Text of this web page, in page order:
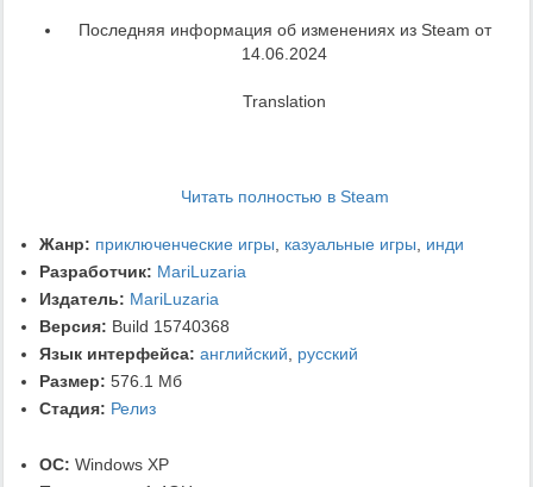
Последняя информация об изменениях из Steam от
14.06.2024
Translation
Читать полностью в Steam
Жанр: приключенческие игры казуальные игры
инди
Разработчик: MariLuzaria
Издатель: MariLuzaria
Версия: Build 15740368
Язык интерфейса: английский
русский
Размер: 576.1 Мб
Стадия: Релиз
ОС: Windows XP